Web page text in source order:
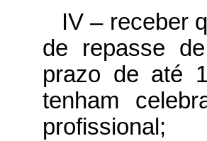
IV – receber
de repasse
prazo de até
tenham
profissional;